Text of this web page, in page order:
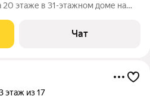
этаже в 31-этажном доме на
Чат
этаж из 17